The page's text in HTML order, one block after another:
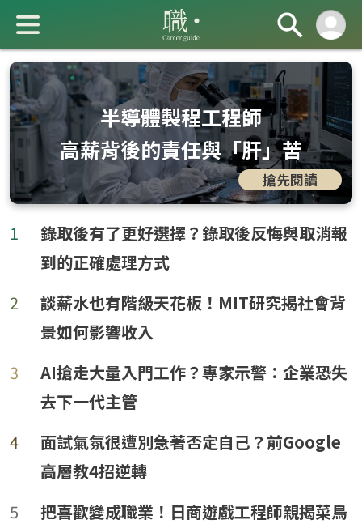
成 就 一 直 前 進 的 你
loanding...
半導體製程工程師
高薪背後的責任與「肝」苦
搶先閱讀
1
錄取後有了更好選擇？錄取後反悔與取消報
到的正確處理方式
2
談薪水也有階級天花板！MIT研究揭社會背
景如何影響收入
3
AI搶走大量入門工作？專家示警：企業恐失
去下一代主管
4
面試氣氛很遭別急著否定自己？前Google
高層教4招逆轉
5
把喜歡變成職業！日商遊戲工程師親揭菜鳥